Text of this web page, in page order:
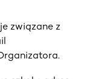
związane z